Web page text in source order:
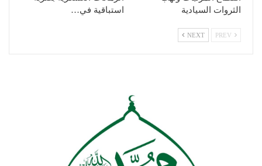
الثروات السيادية
استباقية في…
NEXT